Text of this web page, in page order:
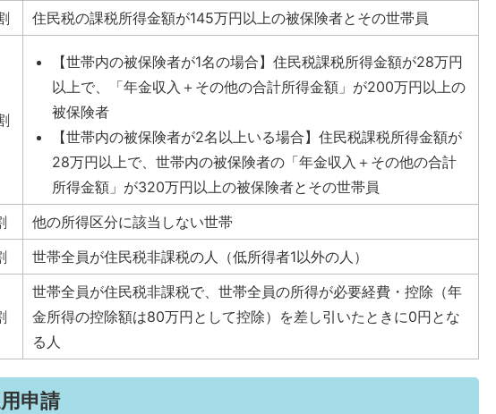
住民税の課税所得金額が145万円以上の被保険者とその世帯員
【世帯内の被保険者が1名の場合】住民税課税所得金額が28万円
以上で、「年金収入＋その他の合計所得金額」が200万円以上の
被保険者
【世帯内の被保険者が2名以上いる場合】住民税課税所得金額が
28万円以上で、世帯内の被保険者の「年金収入＋その他の合計
所得金額」が320万円以上の被保険者とその世帯員
他の所得区分に該当しない世帯
世帯全員が住民税非課税の人（低所得者1以外の人）
世帯全員が住民税非課税で、世帯全員の所得が必要経費・控除（年
金所得の控除額は80万円として控除）を差し引いたときに0円とな
る人
申請